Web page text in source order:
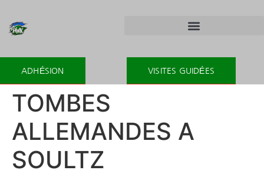
ADHÉSION VISITES GUIDÉES
TOMBES
ALLEMANDES A
SOULTZ